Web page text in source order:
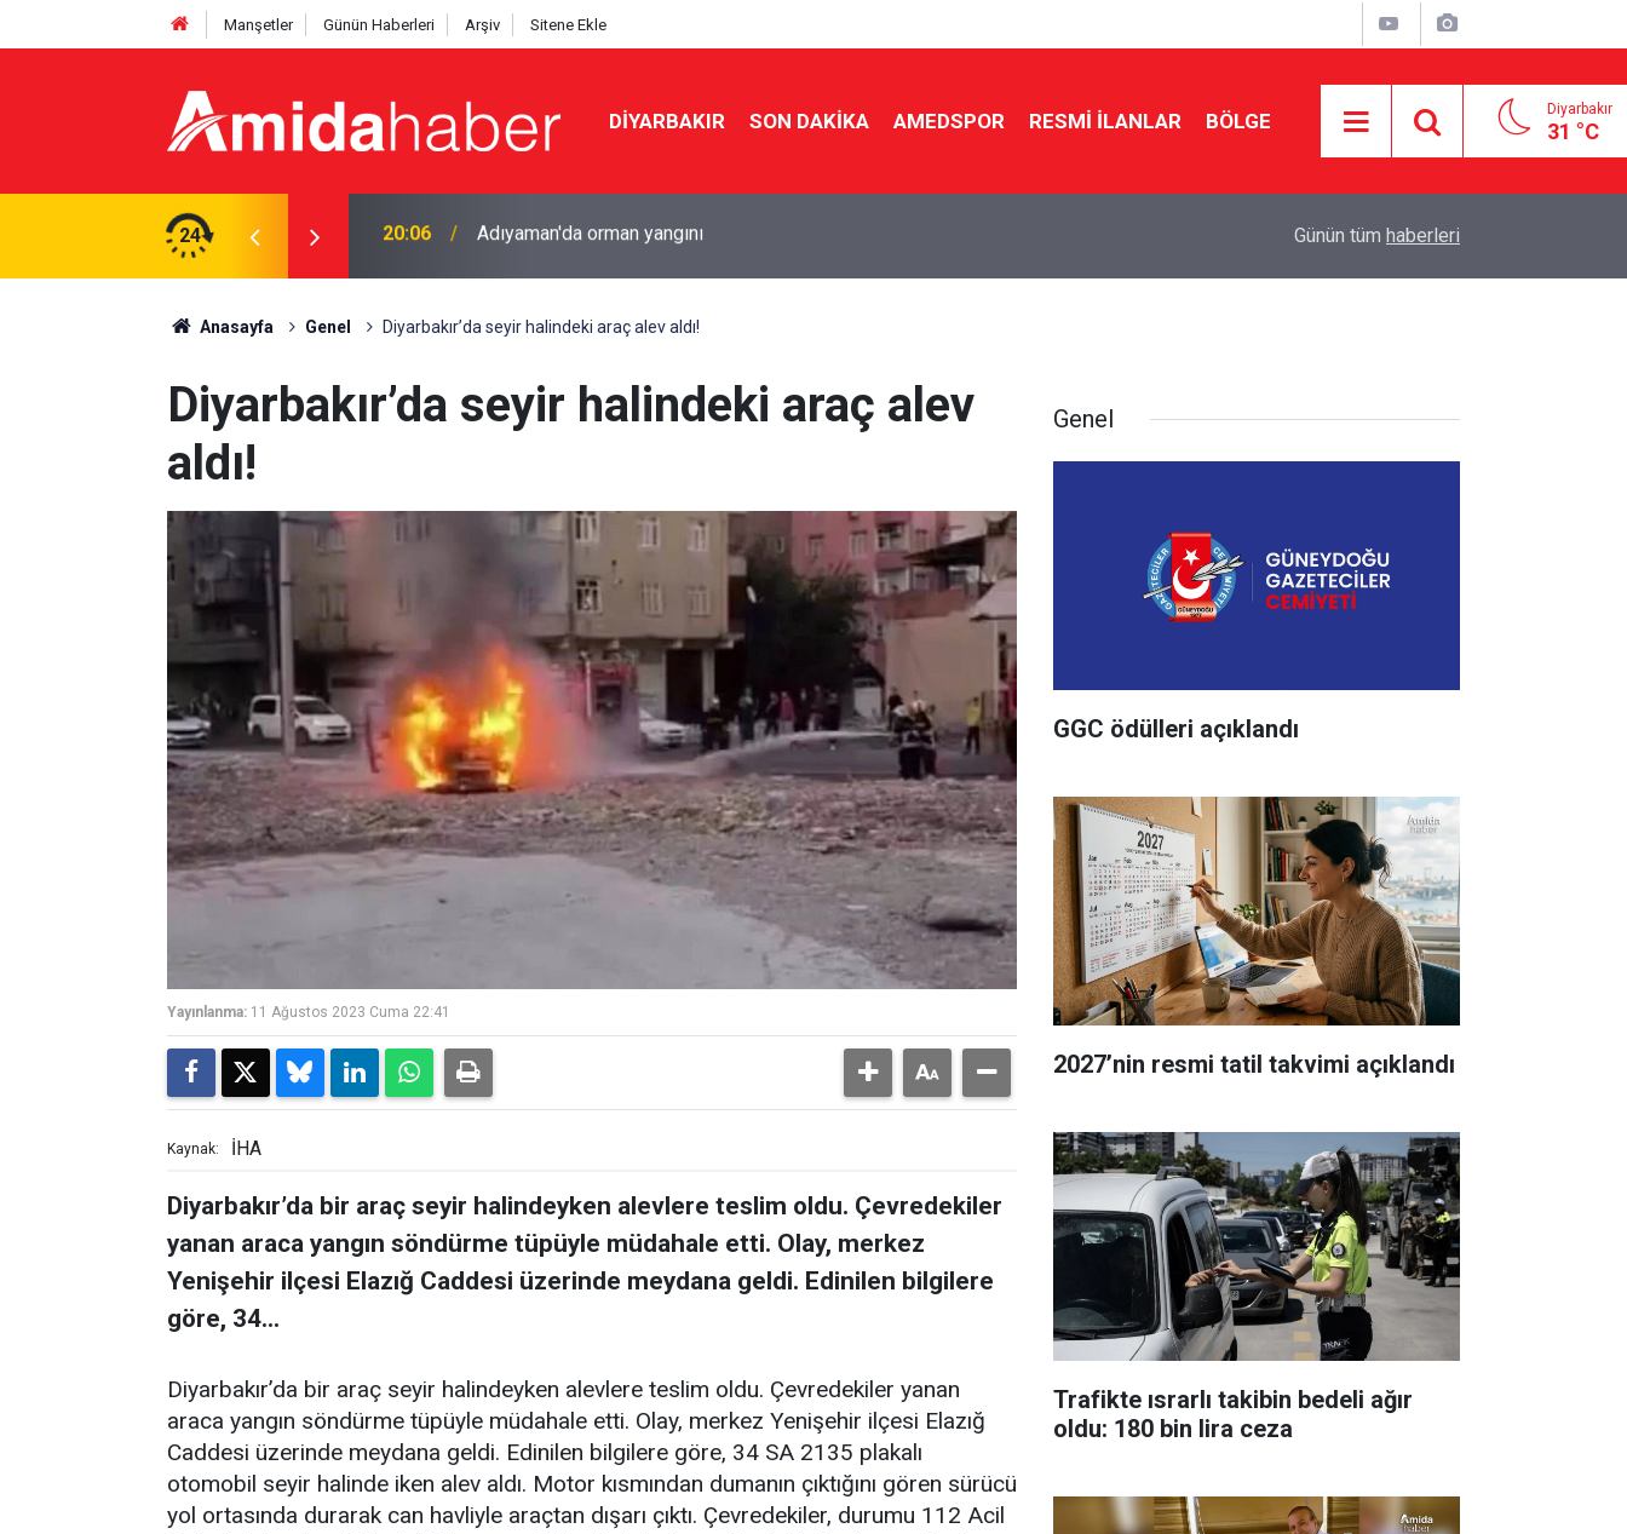
Manşetler Günün Haberleri Arşiv Sitene Ekle
DIYARBAKIR SON DAKIKA AMEDSPOR RESMI İLANLAR BÖLGE Diyarbakır
31 °C
24 19:47 Mardin’de iş yerine silahlı saldırı: 5 kurşun isabet etti Erdoğan’dan Mekke Anlaşması açıklaması
Günün tüm haberleri
Anasayfa Genel Diyarbakır’da seyir halindeki araç alev aldı!
Diyarbakır’da seyir halindeki araç alev
aldı!
Yayınlanma: 11 Ağustos 2023 Cuma 22:41
Kaynak: İHA
Diyarbakır’da bir araç seyir halindeyken alevlere teslim oldu. Çevredekiler
yanan araca yangın söndürme tüpüyle müdahale etti. Olay, merkez
Yenişehir ilçesi Elazığ Caddesi üzerinde meydana geldi. Edinilen bilgilere
göre, 34...
Diyarbakır’da bir araç seyir halindeyken alevlere teslim oldu. Çevredekiler yanan
araca yangın söndürme tüpüyle müdahale etti. Olay, merkez Yenişehir ilçesi Elazığ
Caddesi üzerinde meydana geldi. Edinilen bilgilere göre, 34 SA 2135 plakalı
otomobil seyir halinde iken alev aldı. Motor kısmından dumanın çıktığını gören sürücü
yol ortasında durarak can havliyle araçtan dışarı çıktı. Çevredekiler, durumu 112 Acil
Genel
GGC ödülleri açıklandı
2027’nin resmi tatil takvimi açıklandı
Trafikte ısrarlı takibin bedeli ağır
oldu: 180 bin lira ceza